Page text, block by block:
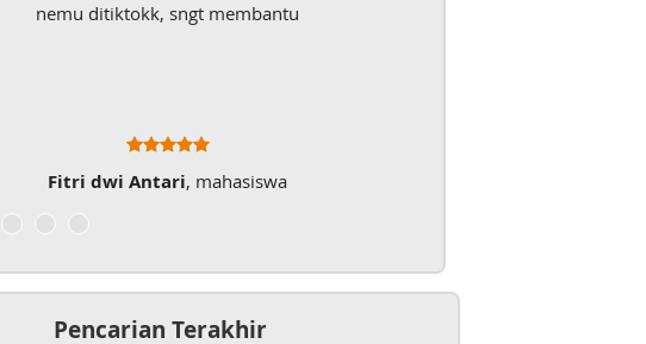
nemu ditiktokk, sngt membantu
Fitri dwi Antari, mahasiswa
Pencarian Terakhir